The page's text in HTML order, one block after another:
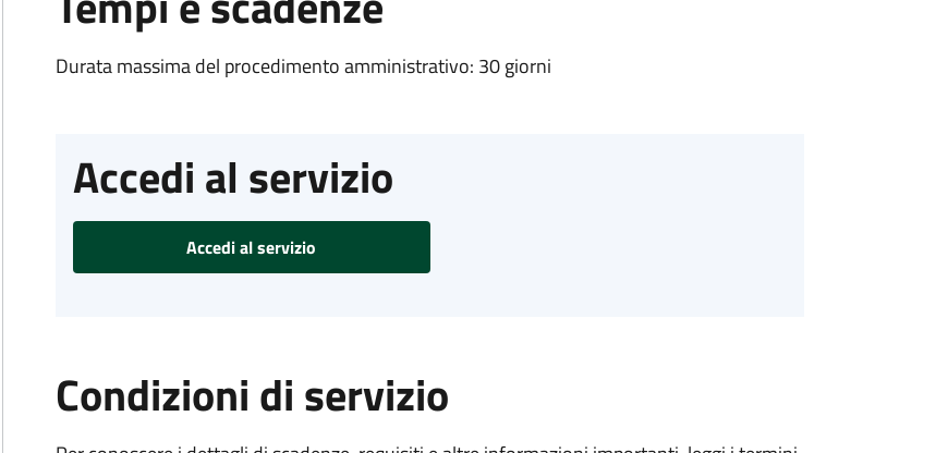
Durata massima del procedimento amministrativo: 30 giorni
Accedi al servizio
Accedi al servizio
Condizioni di servizio